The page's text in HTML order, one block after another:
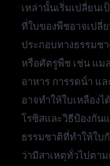
เหล่านั้นเริ่มเปลี่ยน
ที่ใบของพืชอาจเปลี่
ประกอบทางธรรมช
หรือศัตรูพืช เช่น แม
อาหาร การรดน้ํา แ
อาจทําให้ใบเหลือง
โรซิสและวิธีป้องกัน
ธรรมชาติที่ทําให้ใบ
ว่ามีสาเหตุทั่วไปตา